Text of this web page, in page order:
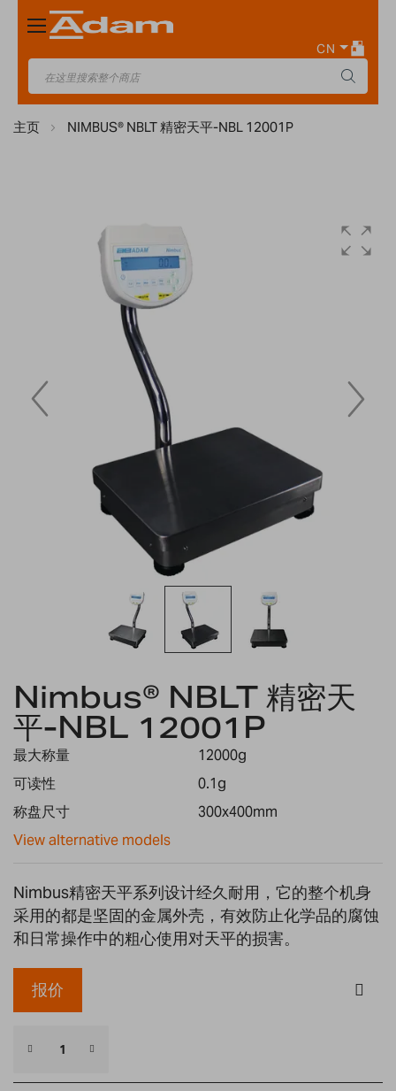
Toggle
Nav
CN
主页 NIMBUS® NBLT 精密天平-NBL 12001P
to
the
beginning
the
images
Nimbus® NBLT 精密天
平-NBL 12001P
最大称量
12000g
可读性
0.1g
称盘尺寸
300x400mm
View alternative models
Nimbus精密天平系列设计经久耐用，它的整个机身
采用的都是坚固的金属外壳，有效防止化学品的腐蚀
和日常操作中的粗心使用对天平的损害。
报价